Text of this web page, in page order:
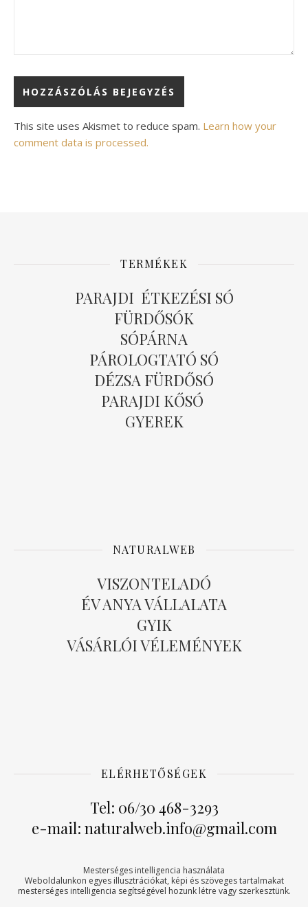
Alternative:
This site uses Akismet to reduce spam. Learn how your
comment data is processed.
TERMÉKEK
PARAJDI ÉTKEZÉSI SÓ
FÜRDŐSÓK
SÓPÁRNA
PÁROLOGTATÓ SÓ
DÉZSA FÜRDŐSÓ
PARAJDI KŐSÓ
GYEREK
NATURALWEB
VISZONTELADÓ
ÉV ANYA VÁLLALATA
GYIK
VÁSÁRLÓI VÉLEMÉNYEK
ELÉRHETŐSÉGEK
Tel: 06/30 468-3293
e-mail: naturalweb.info@gmail.com
Mesterséges intelligencia használata
Weboldalunkon egyes illusztrációkat, képi és szöveges tartalmakat
mesterséges intelligencia segítségével hozunk létre vagy szerkesztünk.